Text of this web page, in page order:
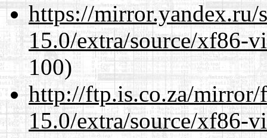
https://mirror.yandex.ru/
15.0/extra/source/xf86-
100)
http://ftp.is.co.za/mirror/
15.0/extra/source/xf86-